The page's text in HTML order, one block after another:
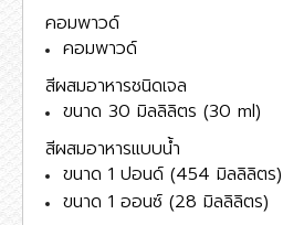
คอมพาวด์
คอมพาวด์
สีผสมอาหารชนิดเจล
ขนาด 30 มิลลิลิตร (30 ml)
สีผสมอาหารแบบน้ำ
ขนาด 1 ปอนด์ (454 มิลลิลิตร)
ขนาด 1 ออนซ์ (28 มิลลิลิตร)